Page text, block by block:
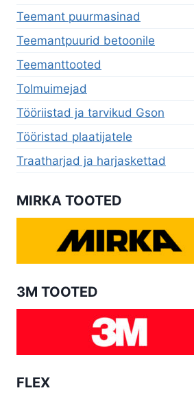
Teemant puurmasinad
Teemantpuurid betoonile
Teemanttooted
Tolmuimejad
Tööriistad ja tarvikud Gson
Tööristad plaatijatele
Traatharjad ja harjaskettad
MIRKA TOOTED
3M TOOTED
FLEX